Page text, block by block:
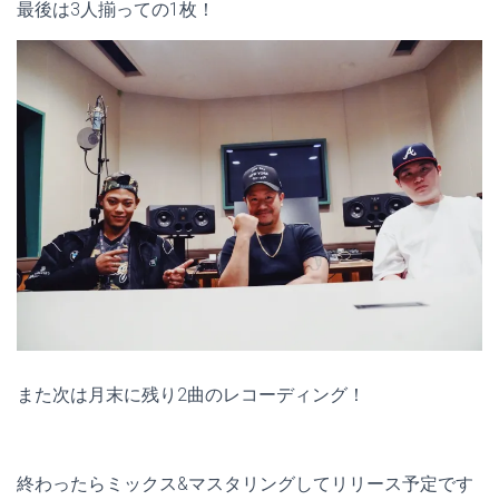
最後は3人揃っての1枚！
また次は月末に残り2曲のレコーディング！
終わったらミックス&マスタリングしてリリース予定です